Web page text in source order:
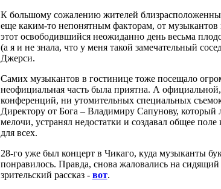
К большому сожалению жителей
еще каким-то непонятным факторам, от
этот освободившийся неожиданно день весьма
(а я и не знала, что у меня такой замечательный
Джерси.
Самих музыкантов в гостинице тоже посещало
неофициальная часть была приятна. А
конференций, ни утомительных специальных
Директору от Бога – Владимиру Сапунову, который
мелочи, устранял недостатки и создавал общее
для всех.
28-го уже был концерт в Чикаго, куда музыканты
понравилось. Правда, снова жаловались на
зрительский рассказ - вот.